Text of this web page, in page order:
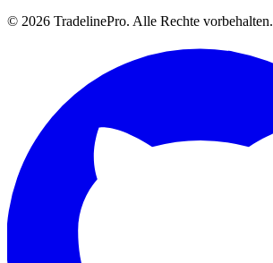
© 2026 TradelinePro. Alle Rechte vorbehalten.